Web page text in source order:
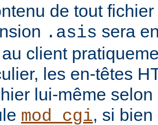
de tout
.asis sera
client
les en-têtes
lui-même
mod_cgi, si